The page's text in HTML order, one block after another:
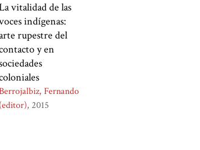
vitalidad de las
indígenas:
rupestre del
y en
Fernando
(editor) 2015